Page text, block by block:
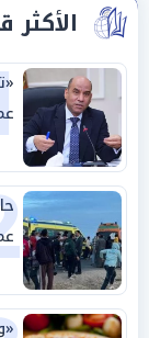
الأكثر